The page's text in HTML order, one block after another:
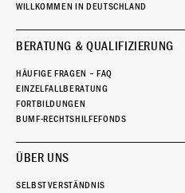
WILLKOMMEN IN DEUTSCHLAND
BERATUNG & QUALIFIZIERUNG
HÄUFIGE FRAGEN – FAQ
EINZELFALLBERATUNG
FORTBILDUNGEN
BUMF-RECHTSHILFEFONDS
ÜBER UNS
SELBSTVERSTÄNDNIS